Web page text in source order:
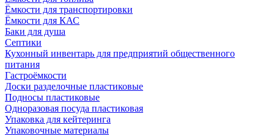
Ёмкости для транспортировки
Ёмкости для КАС
Баки для душа
Септики
Кухонный инвентарь для предприятий общественного
питания
Гастроёмкости
Доски разделочные пластиковые
Подносы пластиковые
Одноразовая посуда пластиковая
Упаковка для кейтеринга
Упаковочные материалы